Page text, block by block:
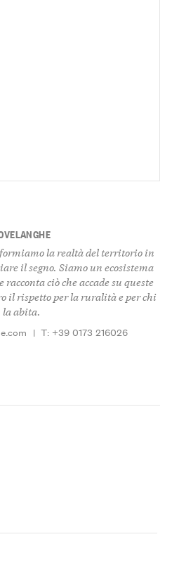
la realtà del territorio in
il segno. Siamo un ecosistema
ciò che accade su queste
il rispetto per la ruralità e per chi
la abita.
| T: +39 0173 216026